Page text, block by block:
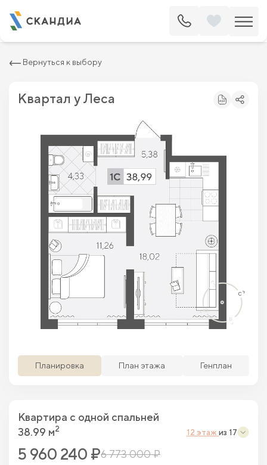
Вернуться к выбору
Квартал у Леса
Планировка План этажа Генплан
Квартира c одной спальней
38.99 м2 12 этаж из 17
5 960 240 ₽6 773 000 ₽
Квартира c одной спальней 38.99 м
5 960 240 ₽6 773 000 ₽